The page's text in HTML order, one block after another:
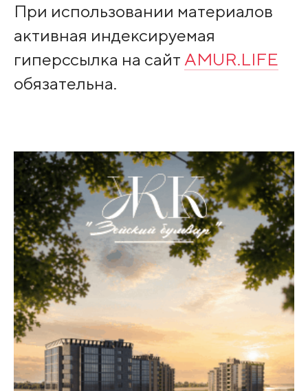
При использовании материалов
активная индексируемая
гиперссылка на сайт AMUR.LIFE
обязательна.